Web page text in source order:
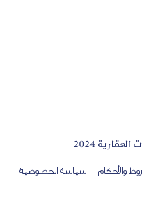
2024
والأحكام سياسة الخصوصية